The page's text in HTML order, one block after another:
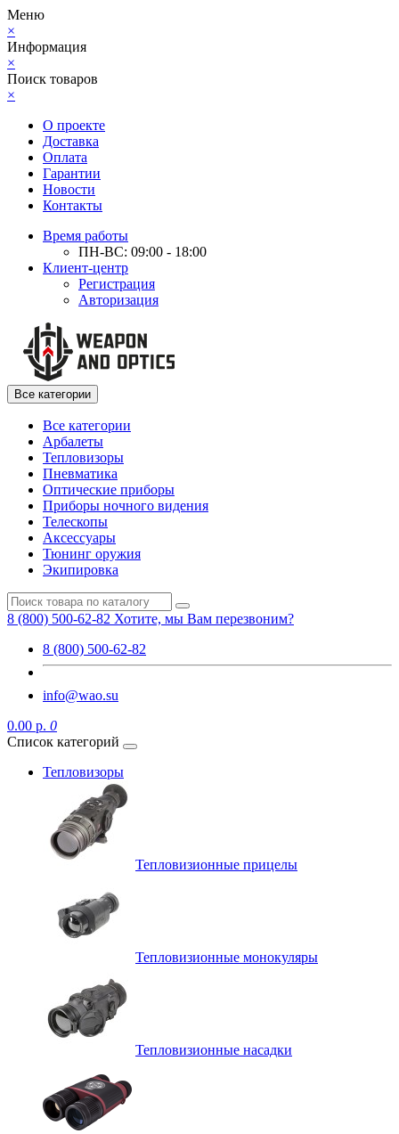
Меню
×
Информация
×
Поиск товаров
×
О проекте
Доставка
Оплата
Гарантии
Новости
Контакты
Время работы
ПН-ВС: 09:00 - 18:00
Клиент-центр
Регистрация
Авторизация
Все категории
Все категории
Арбалеты
Тепловизоры
Пневматика
Оптические приборы
Приборы ночного видения
Телескопы
Аксессуары
Тюнинг оружия
Экипировка
8 (800) 500-62-82 Хотите, мы Вам перезвоним?
8 (800) 500-62-82
info@wao.su
0.00 р. 0
Список категорий
Тепловизоры
Тепловизионные прицелы
Тепловизионные монокуляры
Тепловизионные насадки